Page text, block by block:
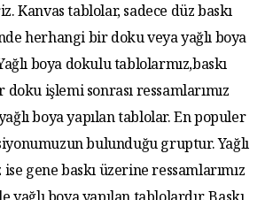
Kanvas tablolar, sadece düz baskı
herhangi bir doku veya yağlı boya
boya dokulu tablolarmız,baskı
işlemi sonrası ressamlarımız
boya yapılan tablolar. En populer
bulunduğu gruptur. Yağlı
gene baskı üzerine ressamlarımız